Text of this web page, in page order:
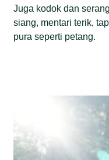
Juga kodok dan
siang, mentari terik,
pura seperti petang.